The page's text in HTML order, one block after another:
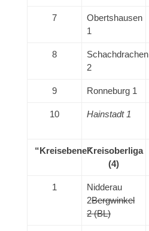
7
Obertshausen
1
8
Schachdrachen
2
9 Ronneburg 1
10 Hainstadt 1
“Kreisebene”Kreisoberliga
(4)
1
Nidderau
2Bergwinkel
2 (BL)